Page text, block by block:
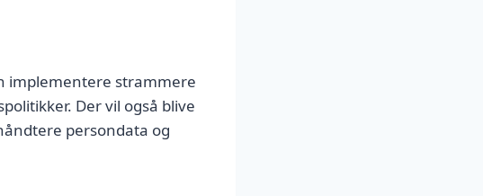
implementere strammere
Der vil også blive
persondata og